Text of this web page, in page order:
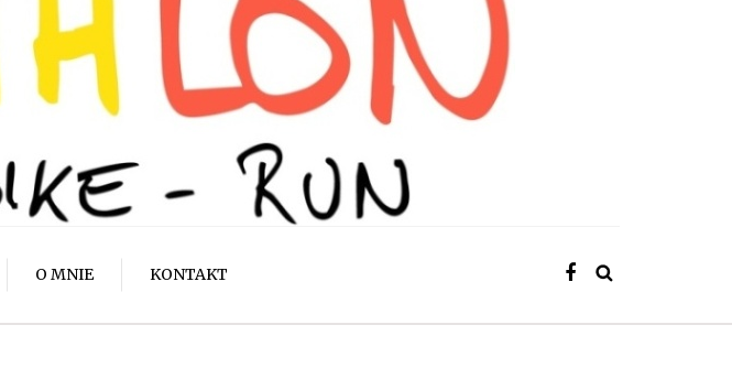
O MNIE KONTAKT